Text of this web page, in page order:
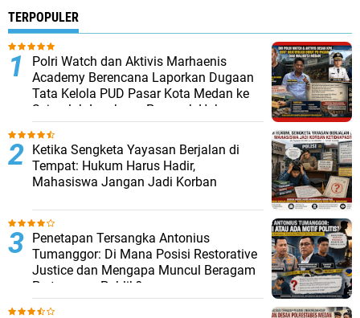
TERPOPULER
Polri Watch dan Aktivis Marhaenis
Academy Berencana Laporkan Dugaan
Tata Kelola PUD Pasar Kota Medan ke
Sejumlah Lembaga Penegak Hukum
Ketika Sengketa Yayasan Berjalan di
Tempat: Hukum Harus Hadir,
Mahasiswa Jangan Jadi Korban
Penetapan Tersangka Antonius
Tumanggor: Di Mana Posisi Restorative
Justice dan Mengapa Muncul Beragam
Pertanyaan Publik?